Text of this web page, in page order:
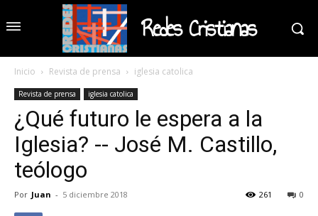
Redes Cristianas
Inicio Revista de prensa iglesia catolica
Revista de prensa iglesia catolica
¿Qué futuro le espera a la
Iglesia? -- José M. Castillo,
teólogo
Por Juan - 5 diciembre 2018 0
261